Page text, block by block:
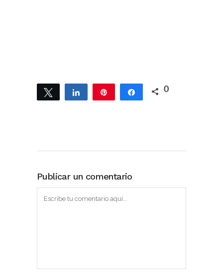
Twittear Compartir Compartir
0
Publicar un comentario